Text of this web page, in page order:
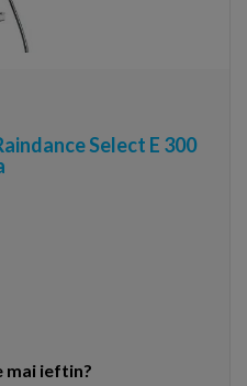
Select E 300
mai ieftin?